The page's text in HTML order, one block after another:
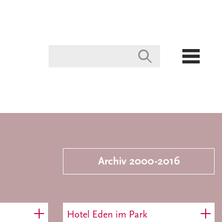
Archiv 2000-2016
Hotel Eden im Park